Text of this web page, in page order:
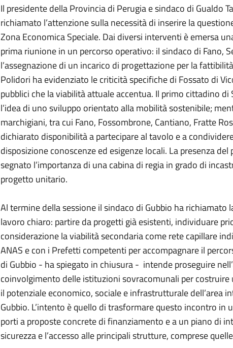
Il presidente della Provincia di Perugia e sindaco di Gualdo
richiamato l’attenzione sulla necessità di inserire la
Zona Economica Speciale. Dai diversi interventi è emersa
prima riunione in un percorso operativo: il sindaco di Fano,
l’assegnazione di un incarico di progettazione per la
Polidori ha evidenziato le criticità specifiche di Fossato di
pubblici che la viabilità attuale accentua. Il primo cittadino di
l’idea di uno sviluppo orientato alla mobilità sostenibile;
marchigiani, tra cui Fano, Fossombrone, Cantiano, Fratte
dichiarato disponibilità a partecipare al tavolo e a
disposizione conoscenze ed esigenze locali. La presenza
segnato l’importanza di una cabina di regia in grado di
progetto unitario.
Al termine della sessione il sindaco di Gubbio ha
lavoro chiaro: partire da progetti già esistenti, individuare
considerazione la viabilità secondaria come rete capillare
ANAS e con i Prefetti competenti per accompagnare il
di Gubbio - ha spiegato in chiusura - intende proseguire
coinvolgimento delle istituzioni sovracomunali per costruire
il potenziale economico, sociale e infrastrutturale dell’area
Gubbio. L’intento è quello di trasformare questo incontro
porti a proposte concrete di finanziamento e a un piano di
sicurezza e l’accesso alle principali strutture, comprese